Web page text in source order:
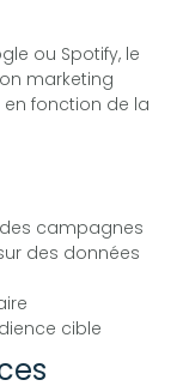
ou Spotify, le
marketing
fonction de la
campagnes
des données
cible